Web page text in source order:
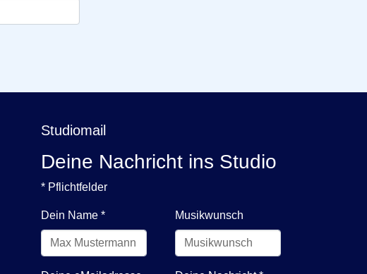
Studiomail
Deine Nachricht ins Studio
* Pflichtfelder
Dein Name * Musikwunsch